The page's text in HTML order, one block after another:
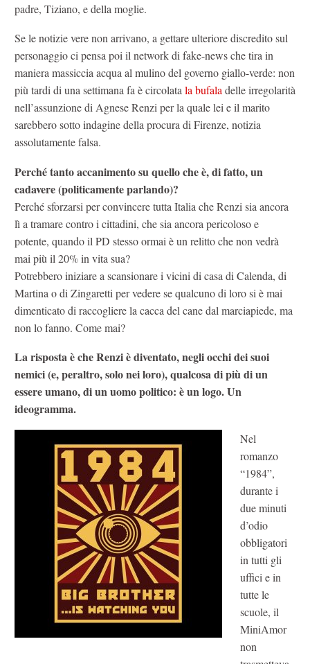
padre, Tiziano, e della moglie.
Se le notizie vere non arrivano, a gettare ulteriore discredito sul
personaggio ci pensa poi il network di fake-news che tira in
maniera massiccia acqua al mulino del governo giallo-verde: non
più tardi di una settimana fa è circolata la bufala delle irregolarità
nell’assunzione di Agnese Renzi per la quale lei e il marito
sarebbero sotto indagine della procura di Firenze, notizia
assolutamente falsa.
Perché tanto accanimento su quello che è, di fatto, un
cadavere (politicamente parlando)?
Perché sforzarsi per convincere tutta Italia che Renzi sia ancora
lì a tramare contro i cittadini, che sia ancora pericoloso e
potente, quando il PD stesso ormai è un relitto che non vedrà
mai più il 20% in vita sua?
Potrebbero iniziare a scansionare i vicini di casa di Calenda, di
Martina o di Zingaretti per vedere se qualcuno di loro si è mai
dimenticato di raccogliere la cacca del cane dal marciapiede, ma
non lo fanno. Come mai?
La risposta è che Renzi è diventato, negli occhi dei suoi
nemici (e, peraltro, solo nei loro), qualcosa di più di un
essere umano, di un uomo politico: è un logo. Un
ideogramma.
Nel
romanzo
“1984”,
durante i
due minuti
d’odio
obbligatori
in tutti gli
uffici e in
tutte le
scuole, il
MiniAmor
non